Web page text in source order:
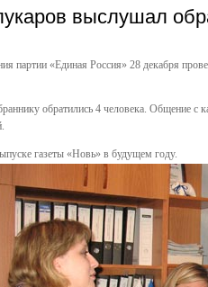
выслушал
партии «Единая Россия» 28 декабря
обратились 4 человека. Общение с
газеты «Новь» в будущем году.